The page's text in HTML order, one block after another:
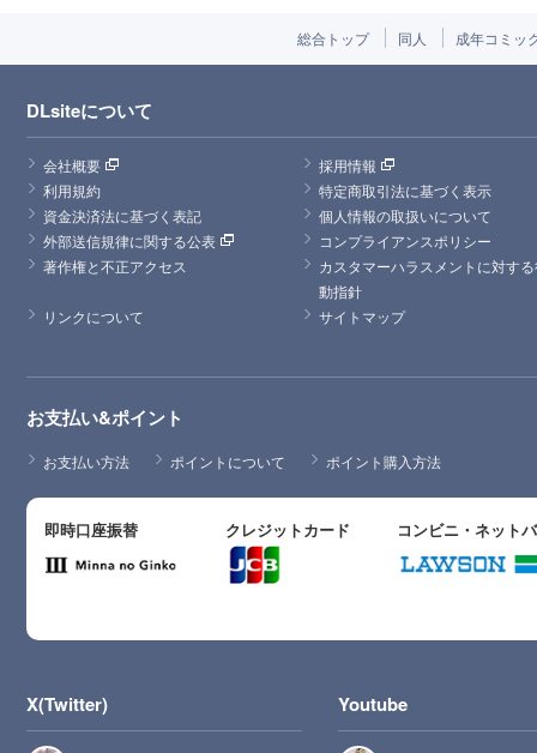
総合トップ 同人 成年コミッ
DLsiteについて
会社概要
採用情報
利用規約
特定商取引法に基づく表示
資金決済法に基づく表記
個人情報の取扱いについて
外部送信規律に関する公表
コンプライアンスポリシー
著作権と不正アクセス
カスタマーハラスメントに対す
動指針
リンクについて
サイトマップ
お支払い&ポイント
お支払い方法 ポイントについて ポイント購入方法
即時口座振替 クレジットカード コンビニ・ネット
X(Twitter) Youtube